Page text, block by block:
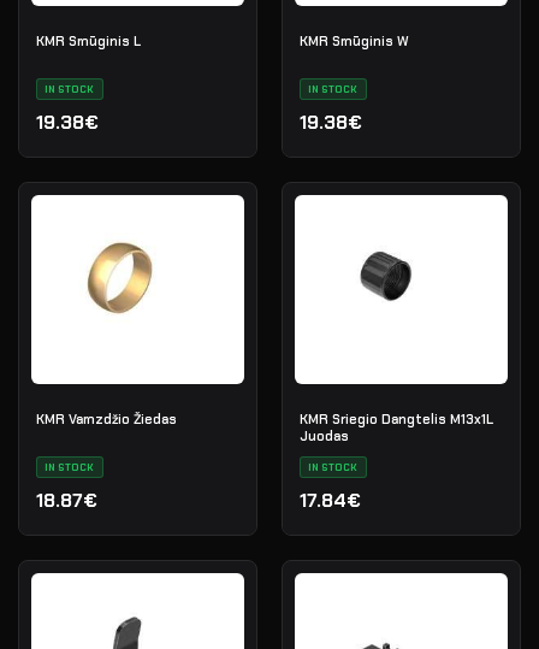
KMR Smūginis L
IN STOCK
19.38€
KMR Smūginis W
IN STOCK
19.38€
KMR Vamzdžio Žiedas
IN STOCK
18.87€
KMR Sriegio Dangtelis M13x1L
Juodas
IN STOCK
17.84€